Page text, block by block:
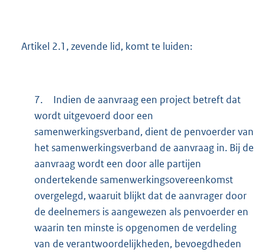
Artikel 2.1, zevende lid, komt te luiden:
7.
Indien de aanvraag een project betreft dat
wordt uitgevoerd door een
samenwerkingsverband, dient de penvoerder van
het samenwerkingsverband de aanvraag in. Bij de
aanvraag wordt een door alle partijen
ondertekende samenwerkingsovereenkomst
overgelegd, waaruit blijkt dat de aanvrager door
de deelnemers is aangewezen als penvoerder en
waarin ten minste is opgenomen de verdeling
van de verantwoordelijkheden, bevoegdheden